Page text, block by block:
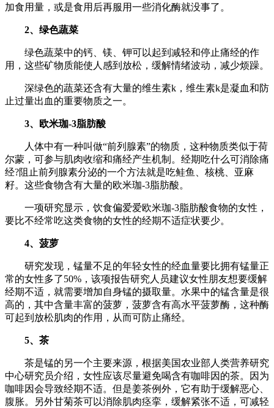
加食用量，或是食用后再服用一些消化酶就没事了。
2、绿色蔬菜
绿色蔬菜中的钙、镁、钾可以起到减轻和停止痛经的作
用，这些矿物质能使人感到放松，缓解情绪波动，减少烦躁。
深绿色的蔬菜还含有大量的维生素k，维生素k是凝血和防
止过量出血的重要物质之一。
3、欧米珈-3脂肪酸
人体中有一种叫做“前列腺素”的物质，这种物质类似于荷
尔蒙，可参与肌肉收缩和痛经产生机制。经期吃什么可消除痛
经?阻止前列腺素分泌的一个方法就是吃鲑鱼、核桃、亚麻
籽。这些食物含有大量的欧米珈-3脂肪酸。
一项研究显示，饮食偏爱爱欧米珈-3脂肪酸食物的女性，
要比不经常吃这类食物的女性的经期不适症状要少。
4、菠萝
研究发现，锰量不足的年轻女性的经血量要比拥有锰量正
常的女性多了50%，该项报告研究人员建议女性朋友想要缓解
经期不适，就需要增加自身锰的摄取量。水果中的锰含量是很
高的，其中含量丰富的菠萝，菠萝含有高水平菠萝酶，这种酶
可起到放松肌肉的作用，从而可防止痛经。
5、茶
茶是锰的另一个主要来源，根据美国农业部人类营养研究
中心研究员介绍，女性应该尽量避免喝含有咖啡因的茶。因为
咖啡因会导致经期不适。但是姜茶例外，它有助于缓解恶心、
腹胀。另外甘菊茶可以消除肌肉痉挛，缓解紧张不适，可减轻